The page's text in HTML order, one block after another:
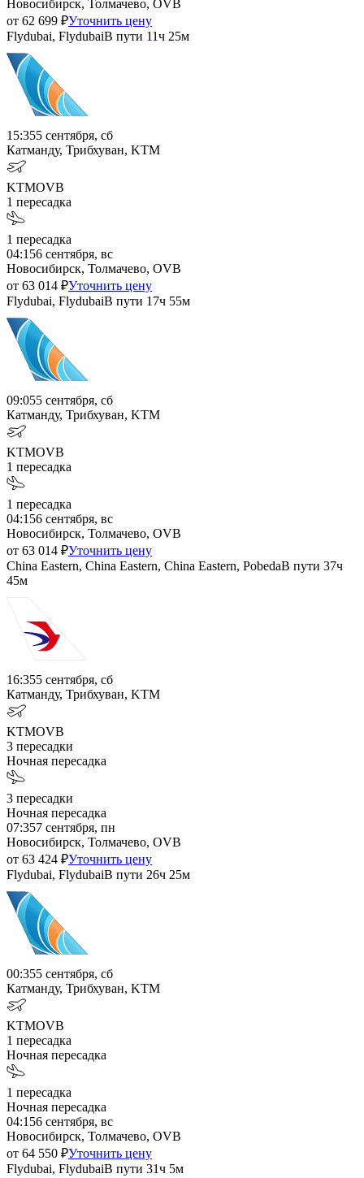
Новосибирск, Толмачево, OVB
от 62 699 ₽Уточнить цену
Flydubai, FlydubaiВ пути 11ч 25м
15:355 сентября, сб
Катманду, Трибхуван, KTM
KTMOVB
1 пересадка
1 пересадка
04:156 сентября, вс
Новосибирск, Толмачево, OVB
от 63 014 ₽Уточнить цену
Flydubai, FlydubaiВ пути 17ч 55м
09:055 сентября, сб
Катманду, Трибхуван, KTM
KTMOVB
1 пересадка
1 пересадка
04:156 сентября, вс
Новосибирск, Толмачево, OVB
от 63 014 ₽Уточнить цену
China Eastern, China Eastern, China Eastern, PobedaВ пути 37ч
45м
16:355 сентября, сб
Катманду, Трибхуван, KTM
KTMOVB
3 пересадки
Ночная пересадка
3 пересадки
Ночная пересадка
07:357 сентября, пн
Новосибирск, Толмачево, OVB
от 63 424 ₽Уточнить цену
Flydubai, FlydubaiВ пути 26ч 25м
00:355 сентября, сб
Катманду, Трибхуван, KTM
KTMOVB
1 пересадка
Ночная пересадка
1 пересадка
Ночная пересадка
04:156 сентября, вс
Новосибирск, Толмачево, OVB
от 64 550 ₽Уточнить цену
Flydubai, FlydubaiВ пути 31ч 5м